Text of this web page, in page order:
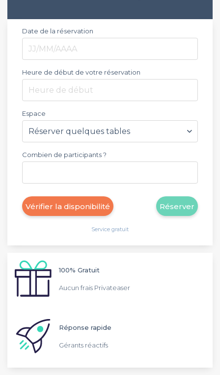
Date de la réservation
Heure de début de votre réservation
Heure de début
Espace
Combien de participants ?
Réserver
Vérifier la disponibilité
Service gratuit
100% Gratuit
Aucun frais Privateaser
Réponse rapide
Gérants réactifs